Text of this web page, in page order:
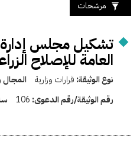
مرشحات
تشكيل مجلس إدارة
العامة للإصلاح
نوع الوثيقة: قرارات وزارية المجال
رقم الوثيقة/رقم الدعوى: 106